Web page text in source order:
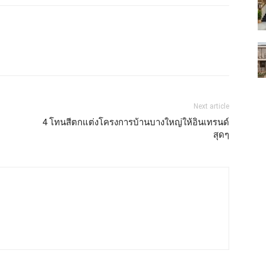
Next article
4 โทนสีตกแต่งโครงการบ้านบางใหญ่ให้อินเทรนด์
สุดๆ